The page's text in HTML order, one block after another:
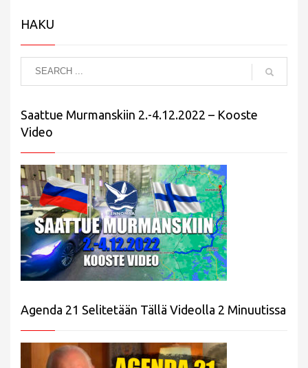
HAKU
Saattue Murmanskiin 2.-4.12.2022 – Kooste
Video
Agenda 21 Selitetään Tällä Videolla 2 Minuutissa